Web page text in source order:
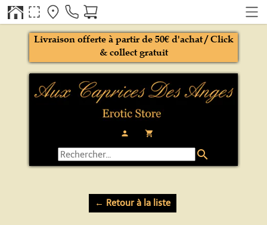
person local_grocery_store
Livraison offerte à partir de 50€ d'achat / Click
& collect gratuit
search
← Retour à la liste